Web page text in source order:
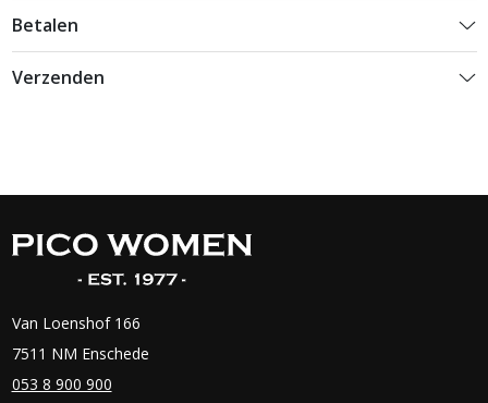
Betalen
Verzenden
Van Loenshof 166
7511 NM Enschede
053 8 900 900